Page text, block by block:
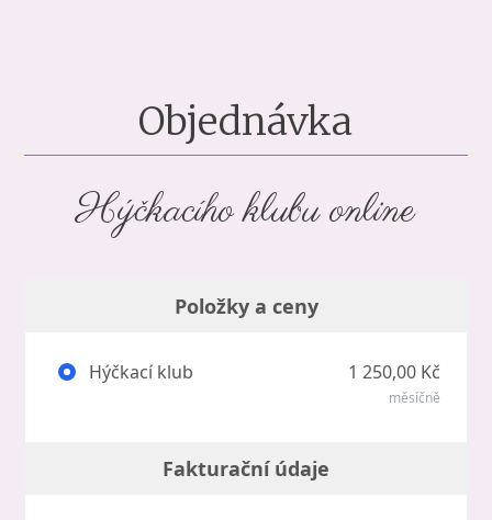
Objednávka
Hýčkacího klubu online
Položky a ceny
Hýčkací klub 1 250,00 Kč
měsíčně
Fakturační údaje